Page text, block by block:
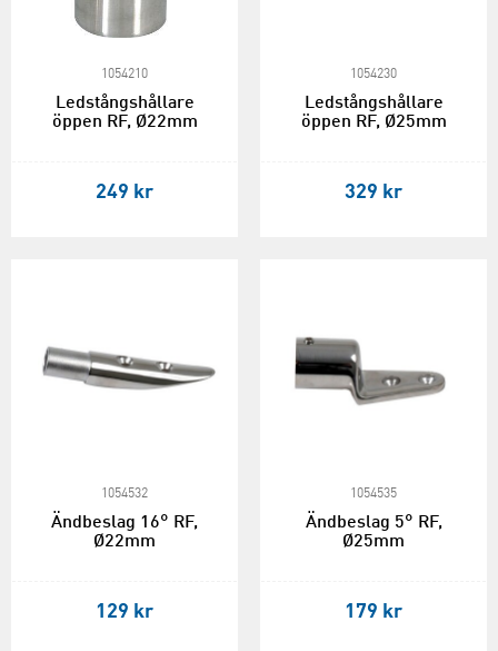
1054210
Ledstångshållare
öppen RF, Ø22mm
249 kr
1054230
Ledstångshållare
öppen RF, Ø25mm
329 kr
1054532
Ändbeslag 16° RF,
Ø22mm
129 kr
1054535
Ändbeslag 5° RF,
Ø25mm
179 kr